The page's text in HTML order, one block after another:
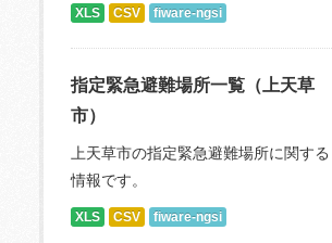
XLS CSV fiware-ngsi
指定緊急避難場所一覧（上天草
市）
上天草市の指定緊急避難場所に関する
情報です。
XLS CSV fiware-ngsi